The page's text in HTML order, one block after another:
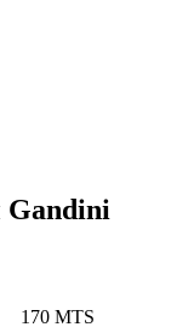
Gandini
170 MTS